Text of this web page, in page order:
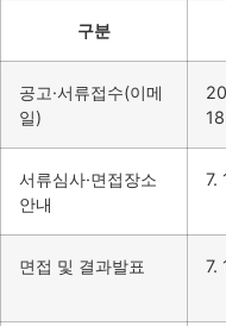
구분
공고·서류접수(이메
일)
서류심사·면접장소
안내
7.
면접 및 결과발표 7.